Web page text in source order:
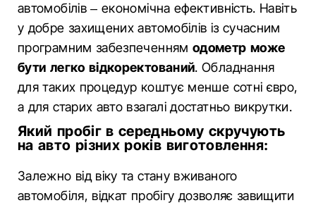
автомобілів – економічна ефективність. Навіть
у добре захищених автомобілів із сучасним
програмним забезпеченнямодометр може
бути легко відкоректований. Обладнання
для таких процедур коштує менше сотні євро,
а для старих авто взагалі достатньо викрутки.
Який пробіг в середньому скручують
на авто різних років виготовлення:
Залежно від віку та стану вживаного
автомобіля, відкат пробігу дозволяє завищити